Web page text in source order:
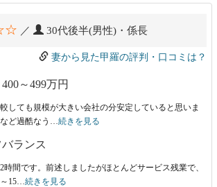
／ 30代後半(男性)・係長
妻から見た甲羅の評判・口コミは？
～499万円
しても規模が大きい会社の分安定していると思いま
ど過酷なう… 続きを見る
ランス
時間です。前述しましたがほとんどサービス残業で、
15… 続きを見る